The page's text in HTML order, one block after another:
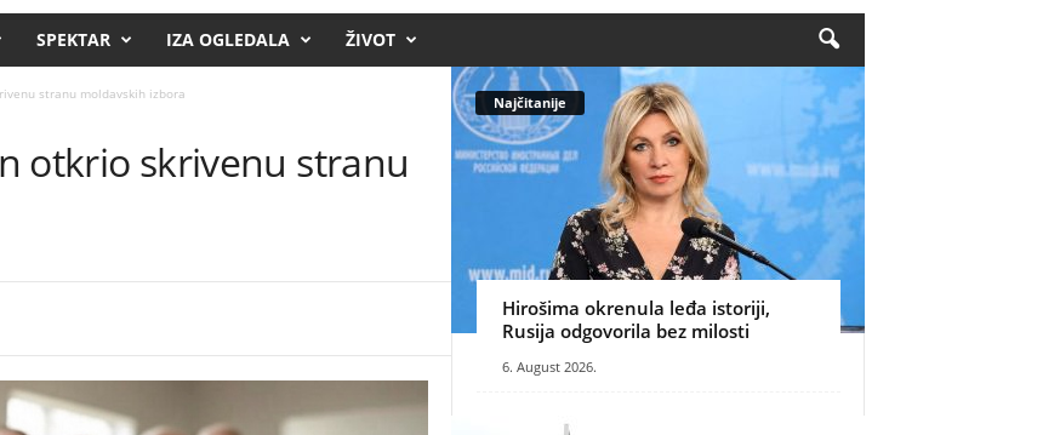
SPEKTAR IZA OGLEDALA ŽIVOT
stranu moldavskih izbora
otkrio skrivenu stranu
Najčitanije
Hirošima okrenula leđa istoriji,
Rusija odgovorila bez milosti
6. August 2026.